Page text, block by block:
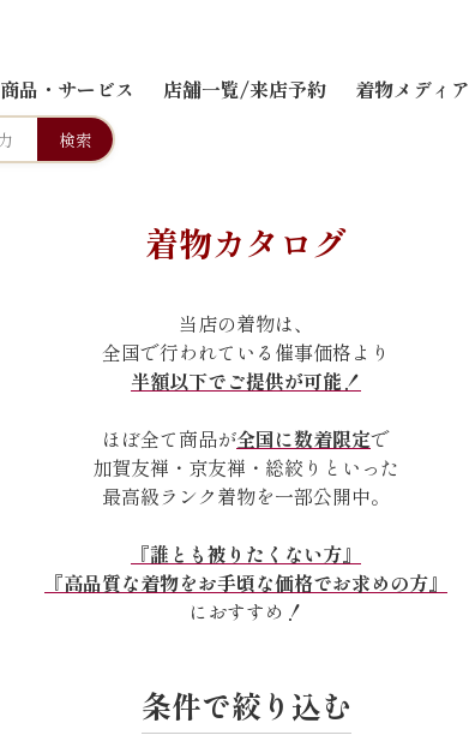
商品・サービス 店舗一覧/来店予約 着物メディア
検索
着物カタログ
当店の着物は、
全国で行われている催事価格より
半額以下でご提供が可能！
ほぼ全て商品が全国に数着限定で
加賀友禅・京友禅・総絞りといった
最高級ランク着物を一部公開中。
『誰とも被りたくない方』
『高品質な着物をお手頃な価格でお求めの方』
におすすめ！
条件で絞り込む